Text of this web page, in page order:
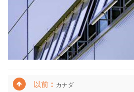
以前 : カナダ